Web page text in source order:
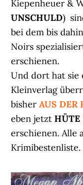
Kiepenheuer &
UNSCHULD)
bei dem bis
Noirs
erschienen.
Und dort hat sie
Kleinverlag
bisherAUS DER
eben jetztHÜTE
erschienen. Alle
Krimibestenliste.